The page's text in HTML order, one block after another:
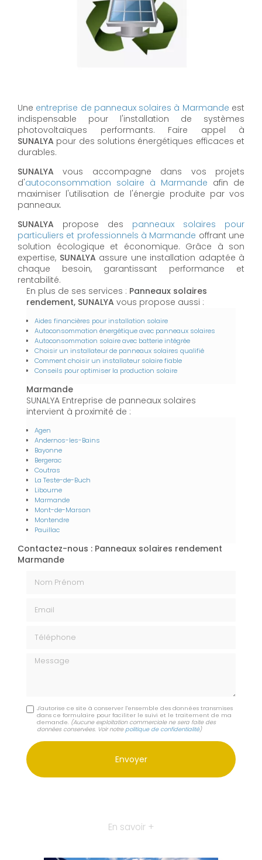
Une entreprise de panneaux solaires à Marmande est
indispensable pour l'installation de systèmes
photovoltaïques performants. Faire appel à
SUNALYA pour des solutions énergétiques efficaces et
durables.
SUNALYA vous accompagne dans vos projets
d'autoconsommation solaire à Marmande afin de
maximiser l'utilisation de l'énergie produite par vos
panneaux.
SUNALYA propose des panneaux solaires pour
particuliers et professionnels à Marmande offrant une
solution écologique et économique. Grâce à son
expertise, SUNALYA assure une installation adaptée à
chaque besoin, garantissant performance et
rentabilité.
En plus de ses services : Panneaux solaires
rendement, SUNALYA vous propose aussi :
Aides financières pour installation solaire
Autoconsommation énergétique avec panneaux solaires
Autoconsommation solaire avec batterie intégrée
Choisir un installateur de panneaux solaires qualifié
Comment choisir un installateur solaire fiable
Conseils pour optimiser la production solaire
Marmande
SUNALYA Entreprise de panneaux solaires
intervient à proximité de :
Agen
Andernos-les-Bains
Bayonne
Bergerac
Coutras
La Teste-de-Buch
Libourne
Marmande
Mont-de-Marsan
Montendre
Pauillac
Contactez-nous : Panneaux solaires rendement
Marmande
Message
J'autorise ce site à conserver l'ensemble des données transmises
dans ce formulaire pour faciliter le suivi et le traitement de ma
demande. (Aucune exploitation commerciale ne sera faite des
données conservées. Voir notre politique de confidentialité)
En savoir +